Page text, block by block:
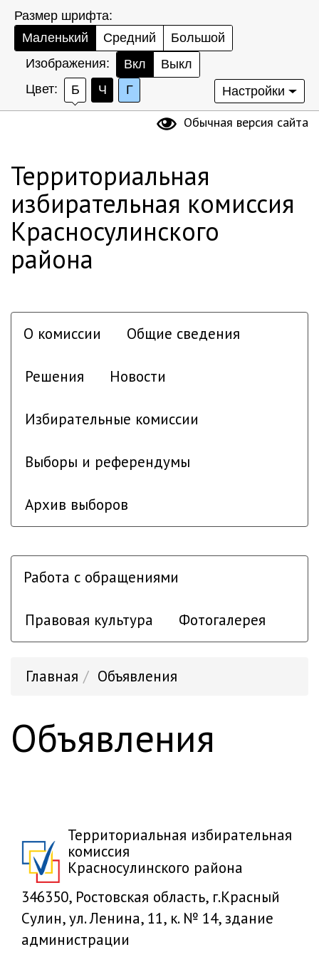
Размер шрифта:
Маленький
Средний
Большой
Изображения:
Вкл
Выкл
Цвет:
Б Ч Г Настройки
Обычная версия сайта
Территориальная
избирательная комиссия
Красносулинского
района
О комиссии Общие сведения
Решения Новости
Избирательные комиссии
Выборы и референдумы
Архив выборов
Работа с обращениями
Правовая культура Фотогалерея
Главная Объявления
Объявления
Территориальная избирательная
комиссия
Красносулинского района
346350, Ростовская область, г.Красный
Сулин, ул. Ленина, 11, к. № 14, здание
администрации